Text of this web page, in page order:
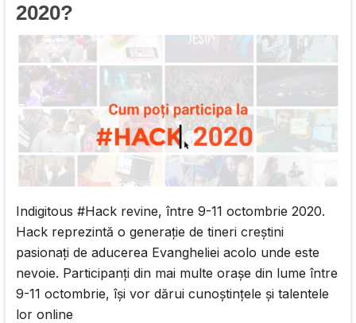
2020?
Indigitous #Hack revine, între 9-11 octombrie 2020.
Hack reprezintă o generație de tineri creștini
pasionați de aducerea Evangheliei acolo unde este
nevoie. Participanți din mai multe orașe din lume între
9-11 octombrie, își vor dărui cunoștințele și talentele
lor online